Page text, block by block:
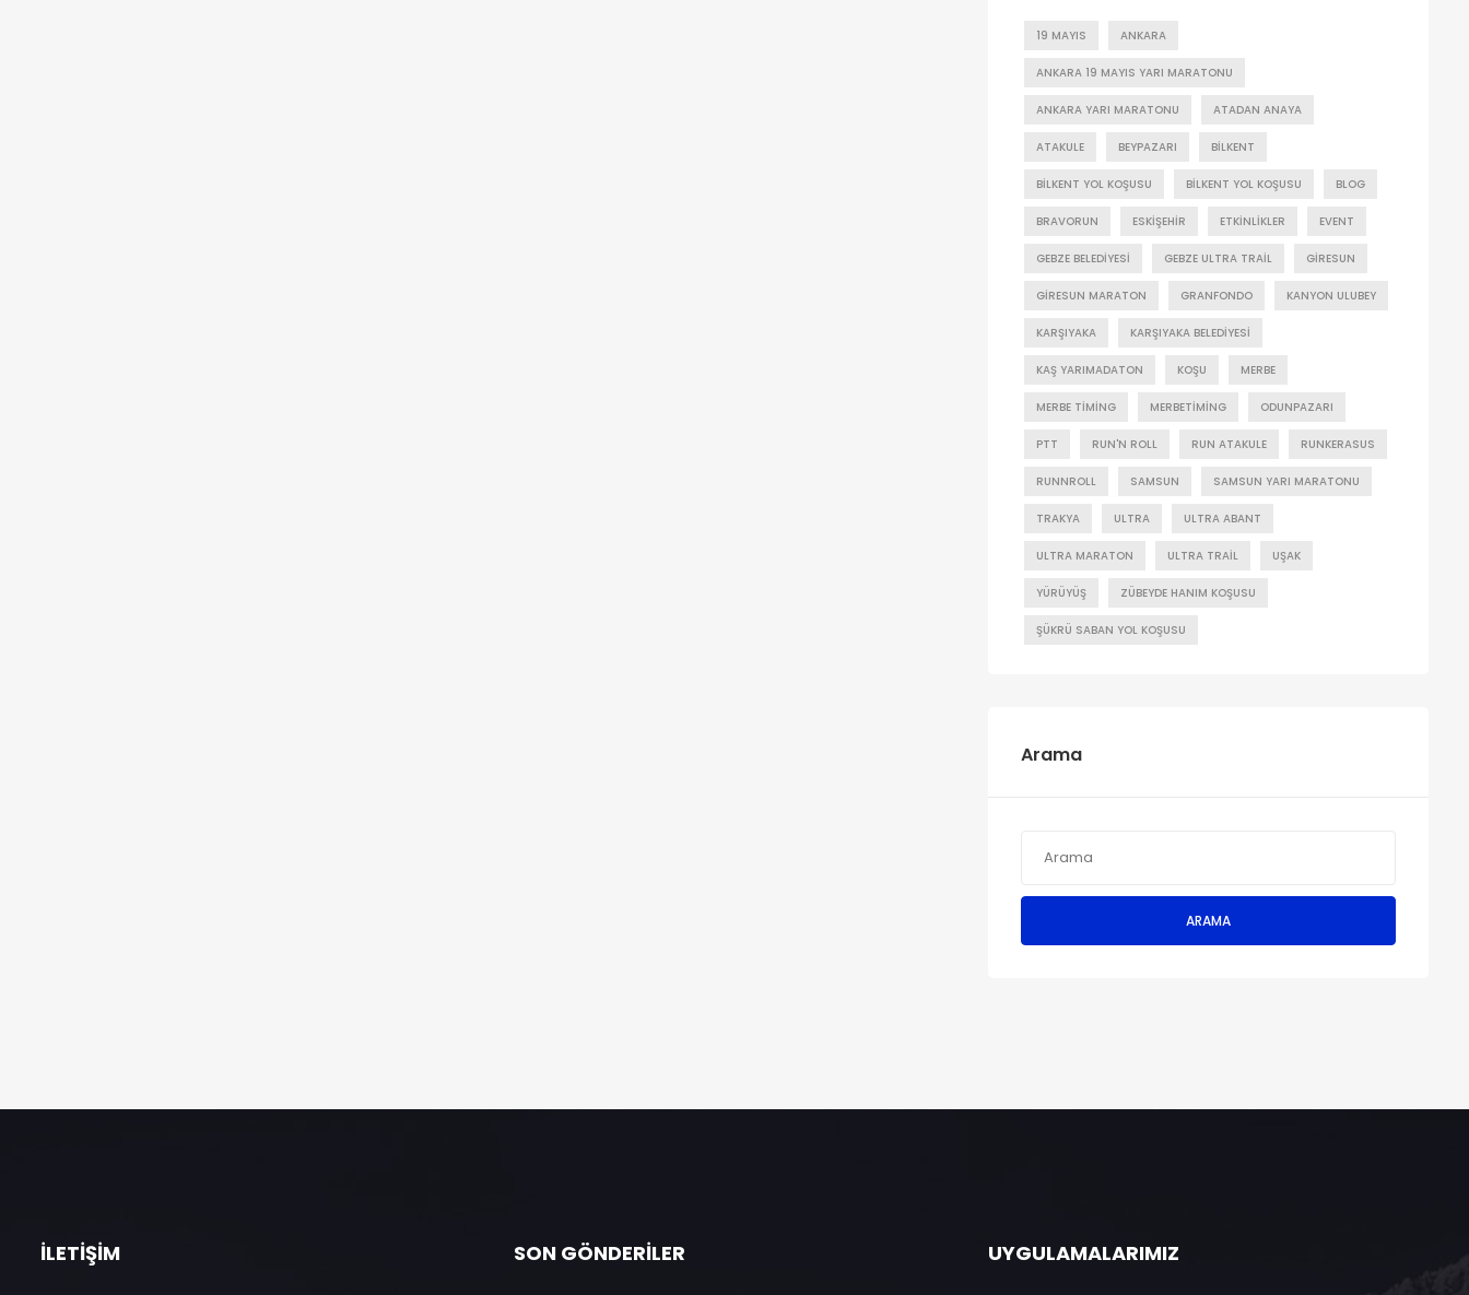
19 MAYIS ANKARA
ANKARA 19 MAYIS YARI MARATONU
ANKARA YARI MARATONU ATADAN ANAYA
ATAKULE BEYPAZARI BILKENT
BILKENT YOL KOŞUSU BILKENT YOL KOŞUSU BLOG
BRAVORUN ESKIŞEHIR ETKINLIKLER EVENT
GEBZE BELEDIYESI GEBZE ULTRA TRAIL GIRESUN
GIRESUN MARATON GRANFONDO KANYON ULUBEY
KARŞIYAKA KARŞIYAKA BELEDIYESI
KAŞ YARIMADATON KOŞU MERBE
MERBE TIMING MERBETIMING ODUNPAZARI
PTT RUN'N ROLL RUN ATAKULE RUNKERASUS
RUNNROLL SAMSUN SAMSUN YARI MARATONU
TRAKYA ULTRA ULTRA ABANT
ULTRA MARATON ULTRA TRAIL UŞAK
YÜRÜYÜŞ ZÜBEYDE HANIM KOŞUSU
ŞÜKRÜ SABAN YOL KOŞUSU
Arama
ARAMA
İLETIŞIM SON GÖNDERILER UYGULAMALARIMIZ